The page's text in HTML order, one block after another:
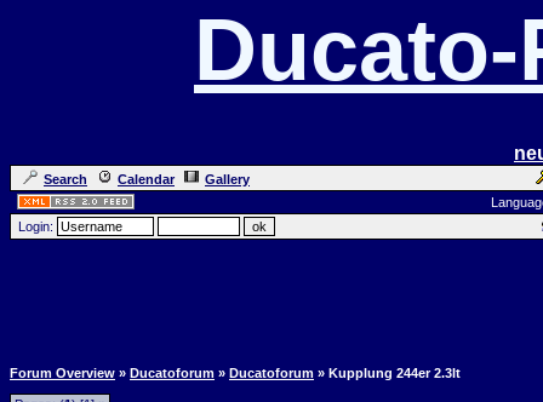
Search Calendar
Gallery
Login:
Forum Overview » Ducatoforum » Ducatoforum » Kupplung 244er 2.3lt